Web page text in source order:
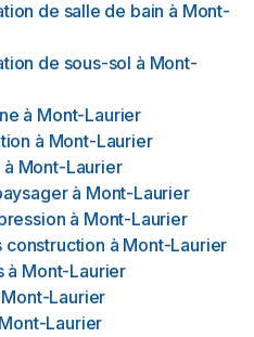
de salle de bain à Mont-
de sous-sol à Mont-
à Mont-Laurier
à Mont-Laurier
à Mont-Laurier
à Mont-Laurier
à Mont-Laurier
construction à Mont-Laurier
à Mont-Laurier
Mont-Laurier
Mont-Laurier